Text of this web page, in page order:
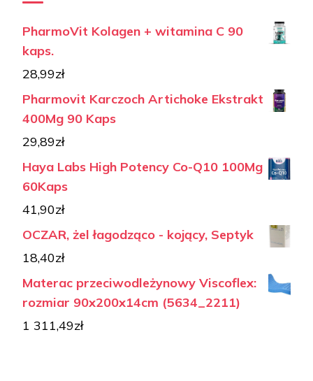
PharmoVit Kolagen + witamina C 90
kaps.
28,99zł
Pharmovit Karczoch Artichoke Ekstrakt
400Mg 90 Kaps
29,89zł
Haya Labs High Potency Co-Q10 100Mg
60Kaps
41,90zł
OCZAR, żel łagodząco - kojący, Septyk
18,40zł
Materac przeciwodleżynowy Viscoflex:
rozmiar 90x200x14cm (5634_2211)
1 311,49zł